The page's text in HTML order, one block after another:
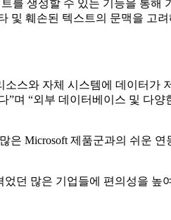
를 생성할 수 있는 기능을 통해
및 훼손된 텍스트의 문맥을 고
스와 자체 시스템에 데이터가
며 “외부 데이터베이스 및 다
은 Microsoft 제품군과의 쉬운
던 많은 기업들에 편의성을 높